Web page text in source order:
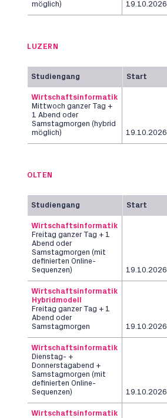
möglich)
19.10.2026
LUZERN
Studiengang Start
Wirtschaftsinformatik
Mittwoch ganzer Tag +
1 Abend oder
Samstagmorgen (hybrid
möglich)
19.10.2026
OLTEN
Studiengang Start
Wirtschaftsinformatik
Freitag ganzer Tag + 1
Abend oder
Samstagmorgen (mit
definierten Online-
Sequenzen)
19.10.2026
Wirtschaftsinformatik
Hybridmodell
Freitag ganzer Tag + 1
Abend oder
Samstagmorgen
19.10.2026
Wirtschaftsinformatik
Dienstag- +
Donnerstagabend +
Samstagmorgen (mit
definierten Online-
Sequenzen)
19.10.2026
Wirtschaftsinformatik